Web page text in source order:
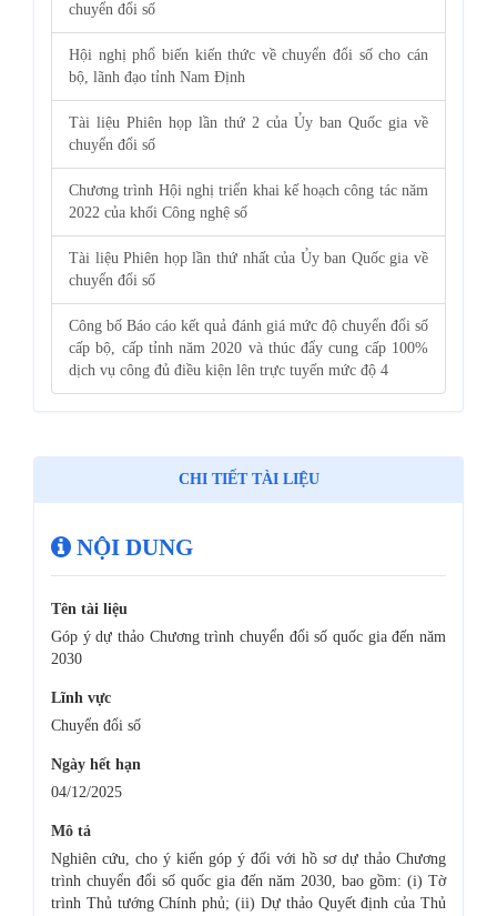
chuyển đổi số
Hội nghị phổ biến kiến thức về chuyển đổi số cho cán
bộ, lãnh đạo tỉnh Nam Định
Tài liệu Phiên họp lần thứ 2 của Ủy ban Quốc gia về
chuyển đổi số
Chương trình Hội nghị triển khai kế hoạch công tác năm
2022 của khối Công nghệ số
Tài liệu Phiên họp lần thứ nhất của Ủy ban Quốc gia về
chuyển đổi số
Công bố Báo cáo kết quả đánh giá mức độ chuyển đổi số
cấp bộ, cấp tỉnh năm 2020 và thúc đẩy cung cấp 100%
dịch vụ công đủ điều kiện lên trực tuyến mức độ 4
CHI TIẾT TÀI LIỆU
NỘI DUNG
Tên tài liệu
Góp ý dự thảo Chương trình chuyển đổi số quốc gia đến năm
2030
Lĩnh vực
Chuyển đổi số
Ngày hết hạn
04/12/2025
Mô tả
Nghiên cứu, cho ý kiến góp ý đối với hồ sơ dự thảo Chương
trình chuyển đổi số quốc gia đến năm 2030, bao gồm: (i) Tờ
trình Thủ tướng Chính phủ; (ii) Dự thảo Quyết định của Thủ